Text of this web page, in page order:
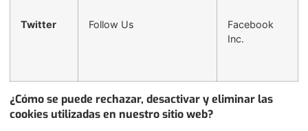
Twitter Follow Us
Facebook
Inc.
¿Cómo se puede rechazar, desactivar y eliminar las
cookies utilizadas en nuestro sitio web?